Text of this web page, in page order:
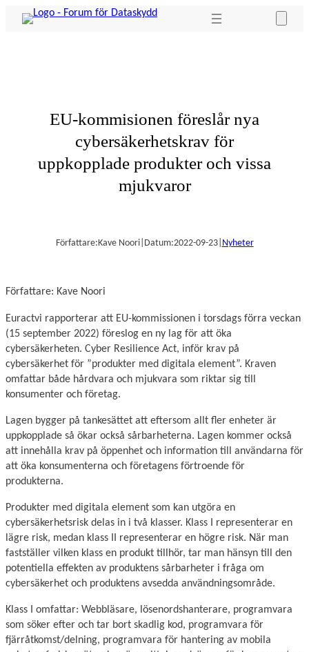
Hoppa
EU-kommisionen föreslår nya
cybersäkerhetskrav för
uppkopplade produkter och vissa
mjukvaror
Författare:Kave Noori| Datum:2022-09-23| Nyheter
Författare: Kave Noori
Euractvi rapporterar att EU-kommissionen i torsdags förra veckan
(15 september 2022) föreslog en ny lag för att öka
cybersäkerheten. Cyber Resilience Act, inför krav på
cybersäkerhet för ”produkter med digitala element”. Kraven
omfattar både hårdvara och mjukvara som riktar sig till
konsumenter och företag.
Lagen bygger på tankesättet att eftersom allt fler enheter är
uppkopplade så ökar också sårbarheterna. Lagen kommer också
att innehålla krav på öppenhet och information till användarna för
att öka konsumenterna och företagens förtroende för
produkterna.
Produkter med digitala element som kan utgöra en
cybersäkerhetsrisk delas in i två klasser. Klass I representerar en
lägre risk, medan klass II representerar en högre risk. När man
fastställer vilken klass en produkt tillhör, tar man hänsyn till den
potentiella effekten av produktens sårbarheter i fråga om
cybersäkerhet och produktens avsedda användningsområde.
Klass I omfattar: Webbläsare, lösenordshanterare, programvara
som söker efter och tar bort skadlig kod, programvara för
fjärråtkomst/delning, programvara för hantering av mobila